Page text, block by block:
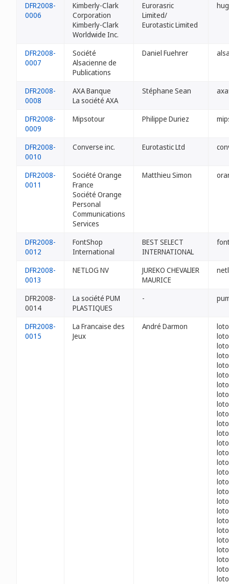
DFR2008-
0006
Kimberly-Clark
Corporation
Kimberly-Clark
Worldwide Inc.
Eurorasric
Limited/
Eurotastic Limited
DFR2008-
0007
Société
Alsacienne de
Publications
Daniel Fuehrer
DFR2008-
0008
AXA Banque
La société AXA
Stéphane Sean
DFR2008-
0009
Mipsotour Philippe Duriez
DFR2008-
0010
Converse inc. Eurotastic Ltd
DFR2008-
0011
Société Orange
France
Société Orange
Personal
Communications
Services
Matthieu Simon
DFR2008-
0012
FontShop
International
BEST SELECT
INTERNATIONAL
DFR2008-
0013
NETLOG NV
JUREKO CHEVALlER
MAURICE
DFR2008-
0014
La société PUM
PLASTIQUES
-
DFR2008-
0015
La Francaise des
Jeux
André Darmon